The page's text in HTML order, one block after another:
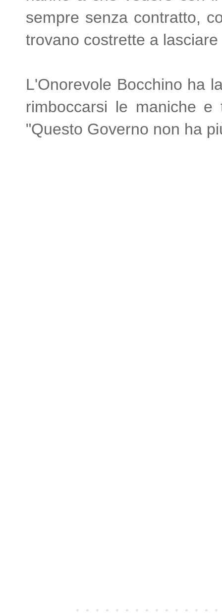
sempre senza contratto,
trovano costrette a
L'Onorevole Bocchino ha
rimboccarsi le maniche
"Questo Governo non ha